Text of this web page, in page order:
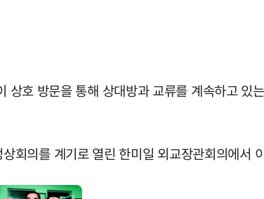
호 방문을 통해 상대방과 교류를 계속하고 있
회의를 계기로 열린 한미일 외교장관회의에서